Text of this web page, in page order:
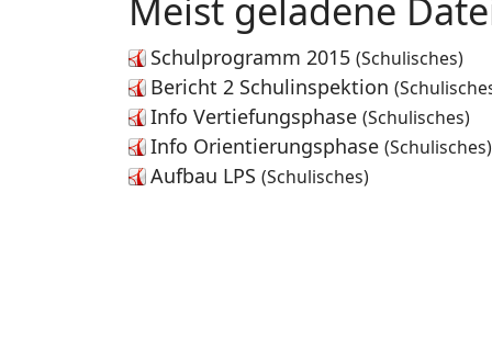
Schulprogramm 2015 (Schulisches)
Bericht 2 Schulinspektion
Info Vertiefungsphase (Schulisches)
Info Orientierungsphase (Schulisches)
Aufbau LPS (Schulisches)